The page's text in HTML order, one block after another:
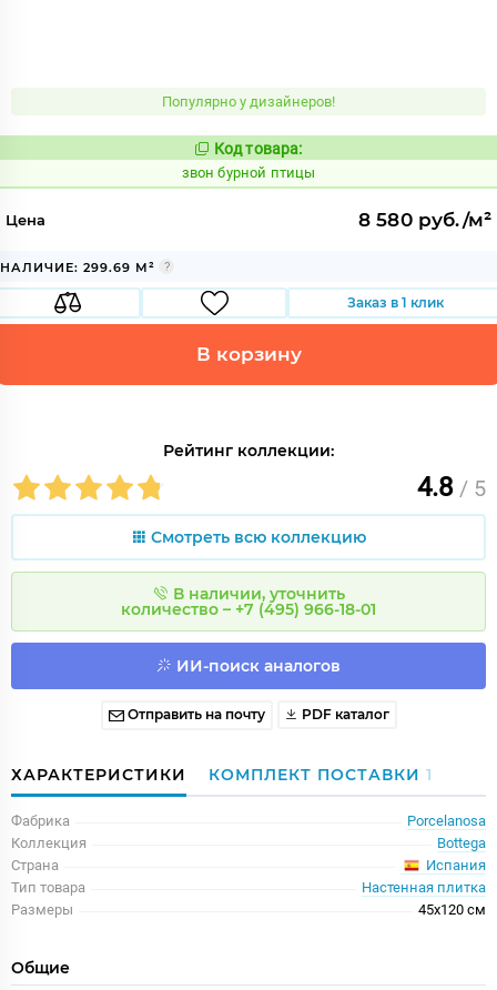
Популярно у дизайнеров!
Код:
454073
Код товара:
звон бурной птицы
Цена 8 580 руб./м²
НАЛИЧИЕ: 299.69 М²
Заказ в 1 клик
В корзину
Рейтинг коллекции:
4.8 / 5
Смотреть всю коллекцию
В наличии, уточнить
количество – +7 (495) 966-18-01
ИИ-поиск аналогов
Отправить на почту PDF каталог
ХАРАКТЕРИСТИКИ КОМПЛЕКТ ПОСТАВКИ 1
Фабрика
Porcelanosa
Коллекция
Bottega
Страна
Испания
Тип товара
Настенная плитка
Размеры
45x120 см
Общие